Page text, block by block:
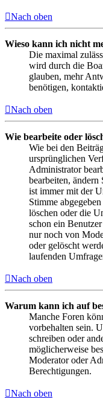
Nach oben
Wieso kann ich nicht
Die maximal
wird durch die
glauben, mehr
benötigen,
Nach oben
Wie bearbeite oder
Wie bei den
ursprünglichen
Administrator
bearbeiten, ändern
ist immer mit der
Stimme
löschen oder die
schon ein
nur noch von
oder gelöscht
laufenden
Nach oben
Warum kann ich auf
Manche Foren
vorbehalten sein.
schreiben oder
möglicherweise
Moderator oder
Berechtigungen.
Nach oben